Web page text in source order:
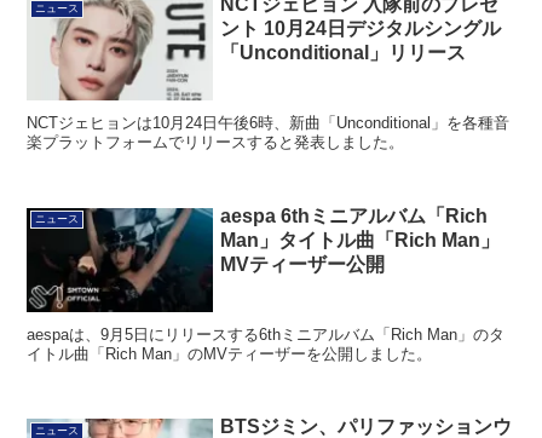
ニュース
NCTジェヒョン 入隊前のプレゼ
ント 10月24日デジタルシングル
「Unconditional」リリース
NCTジェヒョンは10月24日午後6時、新曲「Unconditional」を各種音
楽プラットフォームでリリースすると発表しました。
ニュース
aespa 6thミニアルバム「Rich
Man」タイトル曲「Rich Man」
MVティーザー公開
aespaは、9月5日にリリースする6thミニアルバム「Rich Man」のタ
イトル曲「Rich Man」のMVティーザーを公開しました。
ニュース
BTSジミン、パリファッションウ